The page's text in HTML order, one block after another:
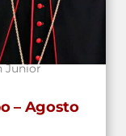
Junior
– Agosto